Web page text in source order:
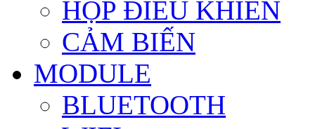
HỘP ĐIỀU KHIỂN
CẢM BIẾN
MODULE
BLUETOOTH